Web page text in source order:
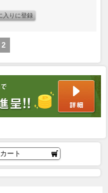
2
カート